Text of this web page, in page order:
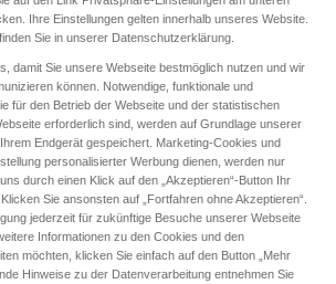
Übersetzung anklicken/antippen)
von Romulus, von diesem
Remus
Ihre Einstellungen gelten innerhalb unseres Website.
Sie in unserer Datenschutzerklärung.
damit Sie unsere Webseite bestmöglich nutzen und wir
können. Notwendige, funktionale und
für den Betrieb der Webseite und der statistischen
erforderlich sind, werden auf Grundlage unserer
Endgerät gespeichert. Marketing-Cookies und
personalisierter Werbung dienen, werden nur
durch einen Klick auf den „Akzeptieren“-Button Ihr
Sie ansonsten auf „Fortfahren ohne Akzeptieren“.
jederzeit für zukünftige Besuche unserer Webseite
Informationen zu den Cookies und den
möchten, klicken Sie einfach auf den Button „Mehr
Hinweise zu der Datenverarbeitung entnehmen Sie